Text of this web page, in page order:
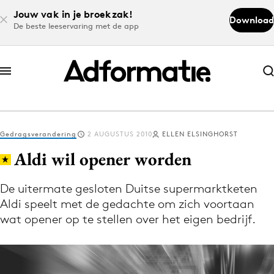
Jouw vak in je broekzak!
De beste leeservaring met de app
Download
Abonneer nu
Abonneer nu
Log in
Download de app
Volg het laatste nieuws via de Adformatie
Nieuws app
Gedragsverandering 2 AUGUSTUS 2010 ELLEN ELSINGHORST
Aldi wil opener worden
De uitermate gesloten Duitse supermarktketen
Aldi speelt met de gedachte om zich voortaan
wat opener op te stellen over het eigen bedrijf.